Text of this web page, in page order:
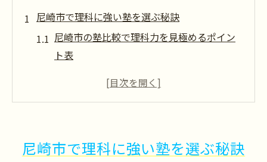
尼崎市で理科に強い塾を選ぶ秘訣
尼崎市の塾比較で理科力を見極めるポイン
ト表
理科に強い塾を探すなら押さえたい特徴
スト
尼崎市で理科に強い塾を選ぶ秘訣